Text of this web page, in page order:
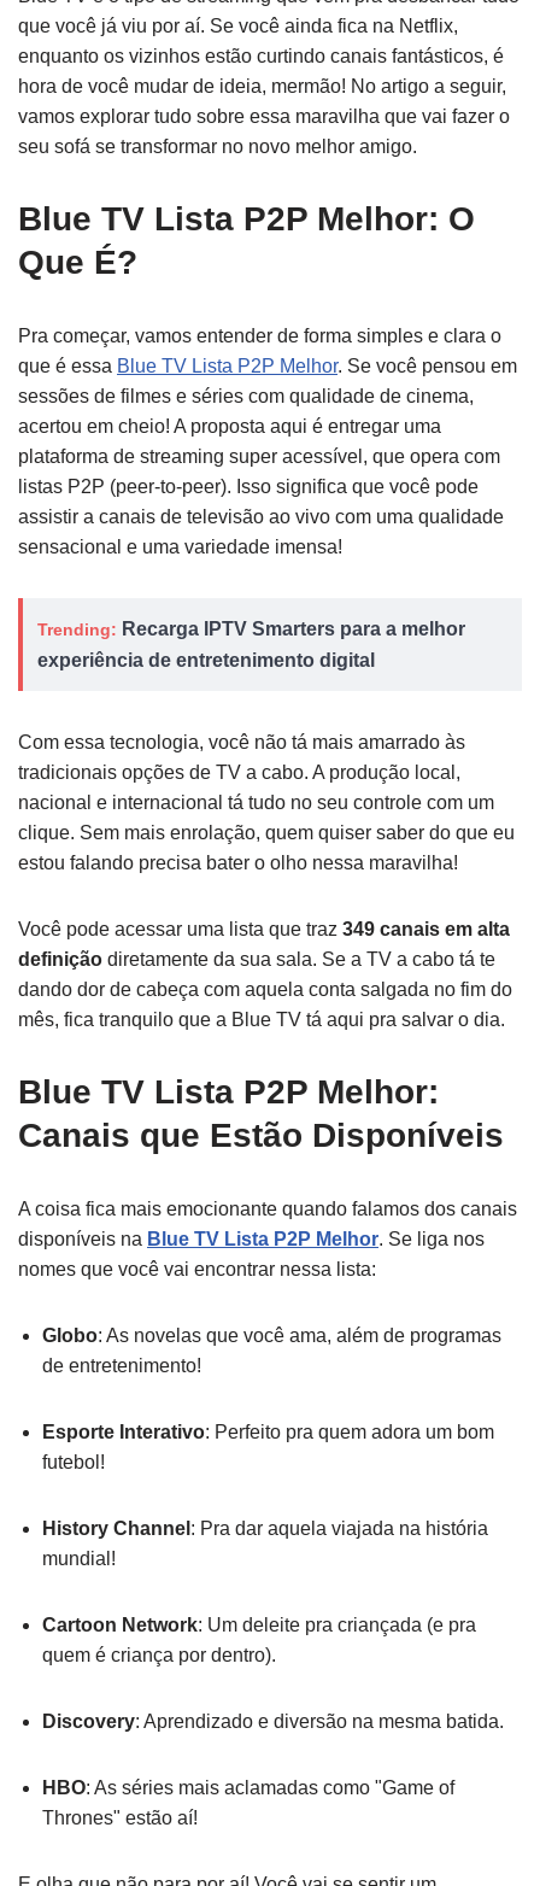
que você já viu por aí. Se você ainda fica na Netflix,
enquanto os vizinhos estão curtindo canais fantásticos, é
hora de você mudar de ideia, mermão! No artigo a seguir,
vamos explorar tudo sobre essa maravilha que vai fazer o
seu sofá se transformar no novo melhor amigo.
Blue TV Lista P2P Melhor: O
Que É?
Pra começar, vamos entender de forma simples e clara o
que é essa Blue TV Lista P2P Melhor. Se você pensou em
sessões de filmes e séries com qualidade de cinema,
acertou em cheio! A proposta aqui é entregar uma
plataforma de streaming super acessível, que opera com
listas P2P (peer-to-peer). Isso significa que você pode
assistir a canais de televisão ao vivo com uma qualidade
sensacional e uma variedade imensa!
Trending: Recarga IPTV Smarters para a melhor
experiência de entretenimento digital
Com essa tecnologia, você não tá mais amarrado às
tradicionais opções de TV a cabo. A produção local,
nacional e internacional tá tudo no seu controle com um
clique. Sem mais enrolação, quem quiser saber do que eu
estou falando precisa bater o olho nessa maravilha!
Você pode acessar uma lista que traz 349 canais em alta
definição diretamente da sua sala. Se a TV a cabo tá te
dando dor de cabeça com aquela conta salgada no fim do
mês, fica tranquilo que a Blue TV tá aqui pra salvar o dia.
Blue TV Lista P2P Melhor:
Canais que Estão Disponíveis
A coisa fica mais emocionante quando falamos dos canais
disponíveis na Blue TV Lista P2P Melhor. Se liga nos
nomes que você vai encontrar nessa lista:
Globo: As novelas que você ama, além de programas
de entretenimento!
Esporte Interativo: Perfeito pra quem adora um bom
futebol!
History Channel : Pra dar aquela viajada na história
mundial!
Cartoon Network: Um deleite pra criançada (e pra
quem é criança por dentro).
Discovery: Aprendizado e diversão na mesma batida.
HBO: As séries mais aclamadas como "Game of
Thrones" estão aí!